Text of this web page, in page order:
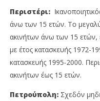
Περιστέρι:
άνω των 15 ετών. Το
ακινήτων άνω των 15 ετών,
με έτος κατασκευής 1972-
κατασκευής 1995-2000.
ακινήτων έως 15 ετών.
Πετρούπολη: Σχεδόν